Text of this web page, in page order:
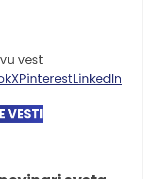
vest
XPinterestLinkedIn
VESTI